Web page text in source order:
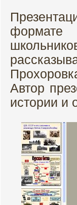
Автор
истории и